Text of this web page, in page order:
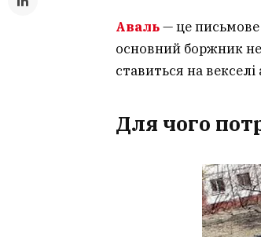
Аваль— це письмове
основний боржник не
ставиться на
Для чого